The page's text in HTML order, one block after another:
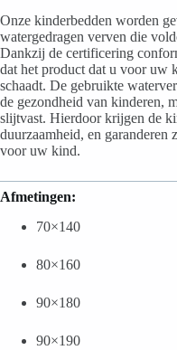
Onze kinderbedden worden
watergedragen verven die
Dankzij de certificering
dat het product dat u voor uw
schaadt. De gebruikte
de gezondheid van kinderen,
slijtvast. Hierdoor krijgen de
duurzaamheid, en garanderen
voor uw kind.
Afmetingen:
70×140
80×160
90×180
90×190